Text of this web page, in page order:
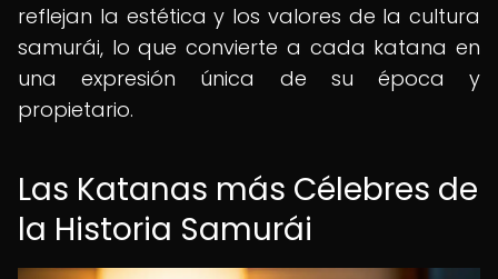
reflejan la estética y los valores de la cultura
samurái, lo que convierte a cada katana en
una expresión única de su época y
propietario.
Las Katanas más Célebres de
la Historia Samurái